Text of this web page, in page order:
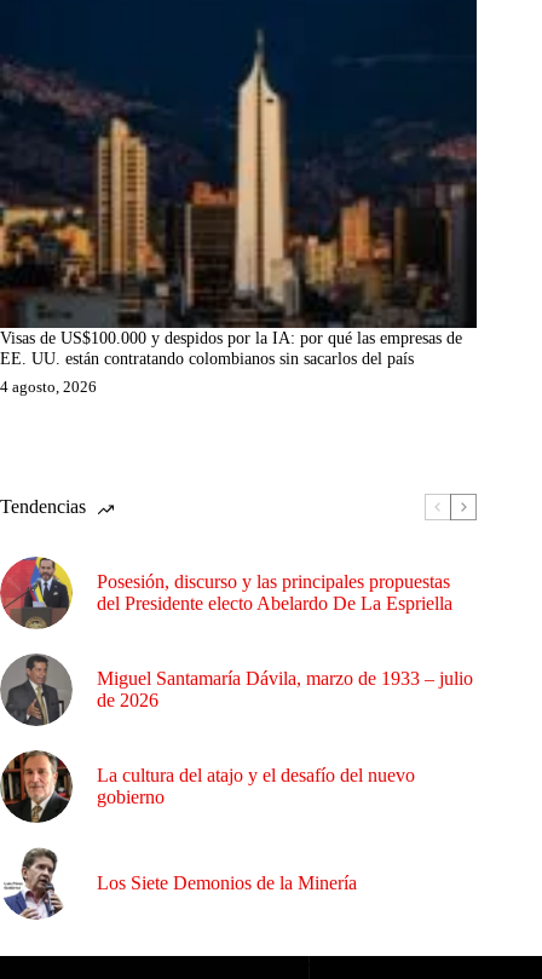
Visas de US$100.000 y despidos por la IA: por qué las empresas de
EE. UU. están contratando colombianos sin sacarlos del país
4 agosto, 2026
Tendencias
Posesión, discurso y las principales propuestas
del Presidente electo Abelardo De La Espriella
Miguel Santamaría Dávila, marzo de 1933 – julio
de 2026
La cultura del atajo y el desafío del nuevo
gobierno
Los Siete Demonios de la Minería